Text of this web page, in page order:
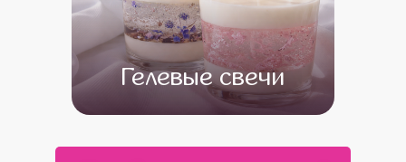
Гелевые свечи